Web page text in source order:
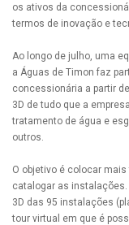
os ativos da
termos de inovação e
Ao longo de julho, uma
a Águas de Timon faz
concessionária a partir
3D de tudo que a
tratamento de água e
outros.
O objetivo é colocar
catalogar as
3D das 95 instalações
tour virtual em que é